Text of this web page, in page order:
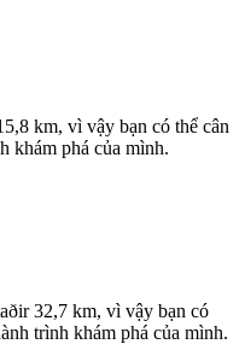
km, vì vậy bạn có thể cân
khám phá của mình.
32,7 km, vì vậy bạn có
trình khám phá của mình.